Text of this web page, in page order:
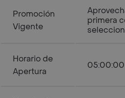
Promoción
Vigente
primera
Horario de
Apertura
05:00:00